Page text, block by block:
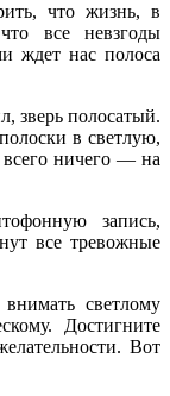
что жизнь, в
все невзгоды
ждет нас полоса
зверь полосатый.
в светлую,
ничего — на
запись,
все тревожные
светлому
Достигните
Вот